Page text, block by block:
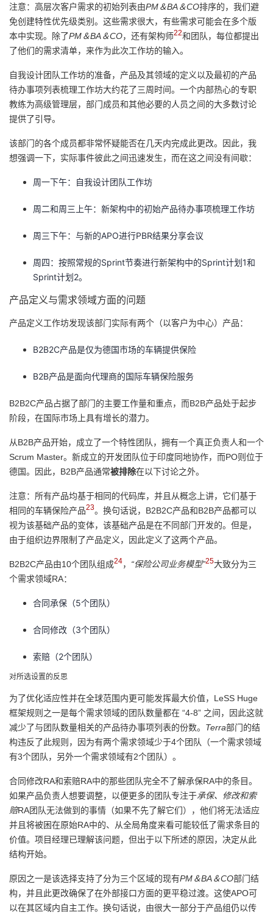
注意：高层次客户需求的初始列表由PM＆BA＆CO排序的，我们避
免创建特性优先级类别。这些需求很大，有些需求可能会在多个版
本中实现。除了PM＆BA＆CO，还有架构师22和团队，每位都提出
了他们的需求清单，来作为此次工作坊的输入。
自我设计团队工作坊的准备，产品及其领域的定义以及最初的产品
待办事项列表梳理工作坊大约花了三周时间。一个内部热心的专职
教练为高级管理层，部门成员和其他必要的人员之间的大多数讨论
提供了引导。
该部门的各个成员都非常怀疑能否在几天内完成此更改。因此，我
想强调一下，实际事件彼此之间迅速发生，而在这之间没有间歇：
周一下午：自我设计团队工作坊
周二和周三上午：新架构中的初始产品待办事项梳理工作坊
周三下午：与新的APO进行PBR结果分享会议
周四：按照常规的Sprint节奏进行新架构中的Sprint计划1和
Sprint计划2。
产品定义与需求领域方面的问题
产品定义工作坊发现该部门实际有两个（以客户为中心）产品：
B2B2C产品是仅为德国市场的车辆提供保险
B2B产品是面向代理商的国际车辆保险服务
B2B2C产品占据了部门的主要工作量和重点，而B2B产品处于起步
阶段，在国际市场上具有增长的潜力。
从B2B产品开始，成立了一个特性团队，拥有一个真正负责人和一个
Scrum Master。新成立的开发团队位于印度同地协作，而PO则位于
德国。因此，B2B产品通常被排除在以下讨论之外。
注意：所有产品均基于相同的代码库，并且从概念上讲，它们基于
相同的车辆保险产品23。换句话说，B2B2C产品和B2B产品都可以
视为该基础产品的变体，该基础产品是在不同部门开发的。但是，
由于组织边界限制了产品定义，因此定义了这两个产品。
B2B2C产品由10个团队组成24， “保险公司业务模型”25大致分为三
个需求领域RA：
合同承保（5个团队）
合同修改（3个团队）
索赔（2个团队）
对所选设置的反思
为了优化适应性并在全球范围内更可能发挥最大价值，LeSS Huge
框架规则之一是每个需求领域的团队数量都在 “4-8” 之间，因此这就
减少了与团队数量相关的产品待办事项列表的份数。 Terra部门的结
构违反了此规则，因为有两个需求领域少于4个团队（一个需求领域
有3个团队，另外一个需求领域有2个团队）。
合同修改RA和索赔RA中的那些团队完全不了解承保RA中的条目。
如果产品负责人想要调整，以便更多的团队专注于承保、修改和索
赔RA团队无法做到的事情（如果不先了解它们），他们将无法适应
并且将被困在原始RA中的、从全局角度来看可能较低了需求条目的
价值。项目经理已理解该问题，但出于以下所述的原因，决定从此
结构开始。
原因之一是该选择支持了分为三个区域的现有PM＆BA＆CO部门结
构，并且此更改确保了在外部接口方面的更平稳过渡。这使APO可
以在其区域内自主工作。换句话说，由很大一部分于产品组仍以传